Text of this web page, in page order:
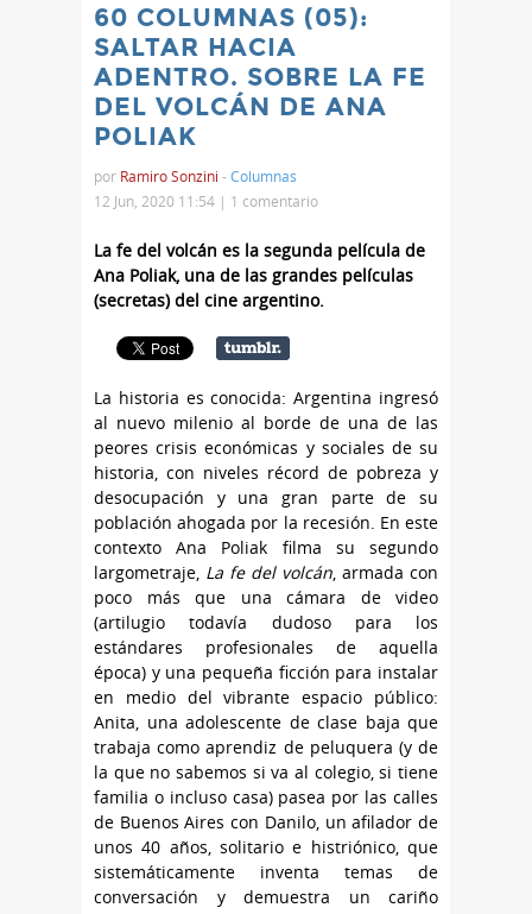
60 COLUMNAS (05):
SALTAR HACIA
ADENTRO. SOBRE LA FE
DEL VOLCÁN DE ANA
POLIAK
por Ramiro Sonzini -Columnas
12 Jun, 2020 11:54 | 1 comentario
La fe del volcán es la segunda película de
Ana Poliak, una de las grandes películas
(secretas) del cine argentino.
La historia es conocida: Argentina ingresó
al nuevo milenio al borde de una de las
peores crisis económicas y sociales de su
historia, con niveles récord de pobreza y
desocupación y una gran parte de su
población ahogada por la recesión. En este
contexto Ana Poliak filma su segundo
largometraje, La fe del volcán, armada con
poco más que una cámara de video
(artilugio todavía dudoso para los
estándares profesionales de aquella
época) y una pequeña ficción para instalar
en medio del vibrante espacio público:
Anita, una adolescente de clase baja que
trabaja como aprendiz de peluquera (y de
la que no sabemos si va al colegio, si tiene
familia o incluso casa) pasea por las calles
de Buenos Aires con Danilo, un afilador de
unos 40 años, solitario e histriónico, que
sistemáticamente inventa temas de
conversación y demuestra un cariño